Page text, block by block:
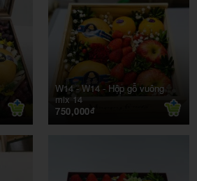
W14 -W14 - Hộp gỗ vuông
mix 14
750,000đ